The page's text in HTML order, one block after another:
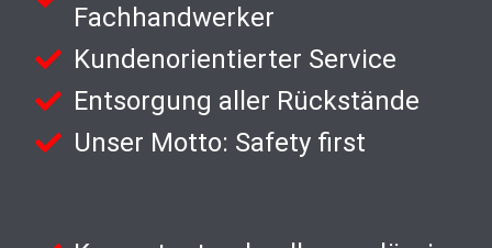
Fachhandwerker
Kundenorientierter Service
Entsorgung aller Rückstände
Unser Motto: Safety first